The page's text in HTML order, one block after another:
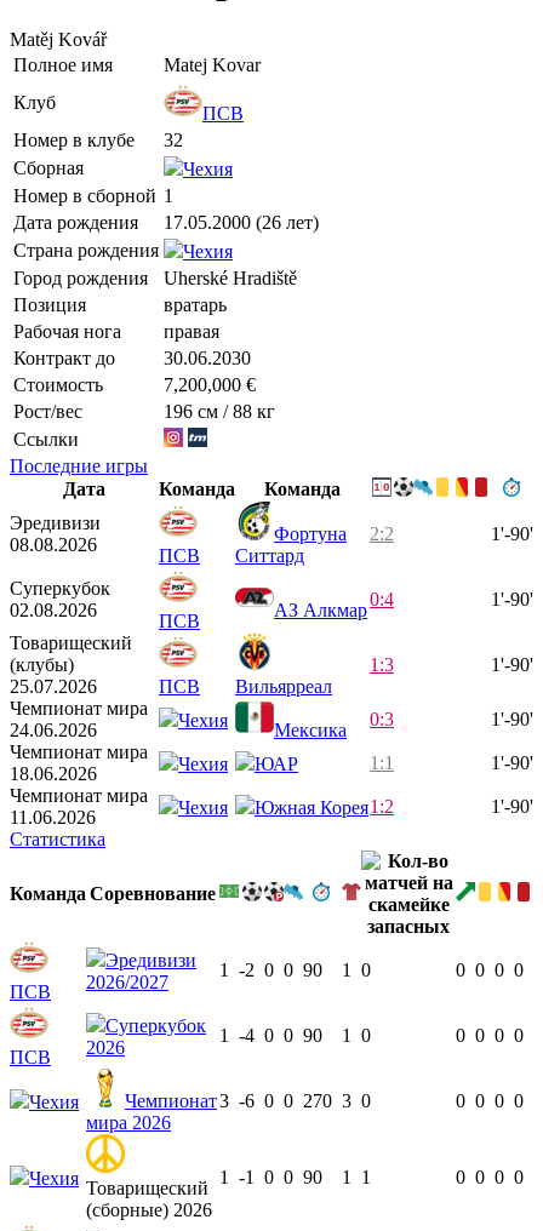
Matěj Kovář
Полное имя
Matej Kovar
Клуб
ПСВ
Номер в клубе
32
Сборная
Чехия
Номер в сборной 1
Дата рождения
17.05.2000 (26 лет)
Страна рождения
Чехия
Город рождения
Uherské Hradiště
Позиция
вратарь
Рабочая нога
правая
Контракт до
30.06.2030
Стоимость
7,200,000 €
Рост/вес
196 см / 88 кг
Ссылки
Последние игры
Дата
Команда
Команда
Эредивизи
08.08.2026
ПСВ
Фортуна
Ситтард
2:2 1'-90'
Суперкубок
02.08.2026
ПСВ
АЗ Алкмар
0:4 1'-90'
Товарищеский
(клубы)
25.07.2026
ПСВ Вильярреал
1:3 1'-90'
Чемпионат мира
24.06.2026
Чехия Мексика
0:3
1'-90'
Чемпионат мира
18.06.2026
Чехия ЮАР 1:1
1'-90'
Чемпионат мира
11.06.2026
Чехия Южная Корея1:2
1'-90'
Статистика
Команда Соревнование
ПСВ
Эредивизи
2026/2027
1 -2 0 0 90 1 0 0 0 0 0
ПСВ
Суперкубок
2026
1 -4 0 0 90 1 0 0 0 0 0
Чехия
Чемпионат
мира 2026
3 -6 0 0 270 3 0 0 0 0 0
Чехия Товарищеский
(сборные) 2026
1 -1 0 0 90 1 1 0 0 0 0